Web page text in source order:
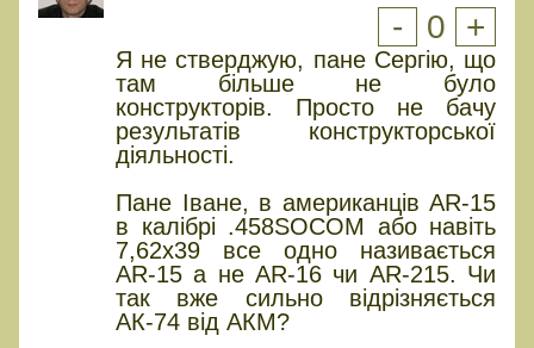
- 0 +
Я не стверджую, пане Сергію, що
там більше не було
конструкторів. Просто не бачу
результатів конструкторської
діяльності.
Пане Іване, в американців AR-15
в калібрі .458SOCOM або навіть
7,62х39 все одно називається
AR-15 а не AR-16 чи AR-215. Чи
так вже сильно відрізняється
АК-74 від АКМ?